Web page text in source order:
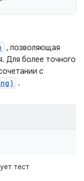
, позволяющая
Для более точного
с
.
тест